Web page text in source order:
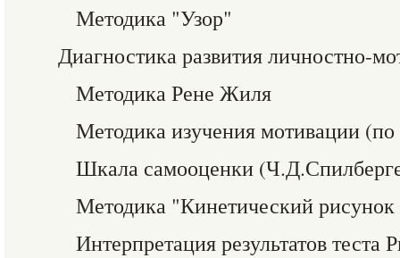
Методика "Узор"
Диагностика развития личностно-
Методика Рене Жиля
Методика изучения мотивации
Шкала самооценки
Методика "Кинетический
Интерпретация результатов теста